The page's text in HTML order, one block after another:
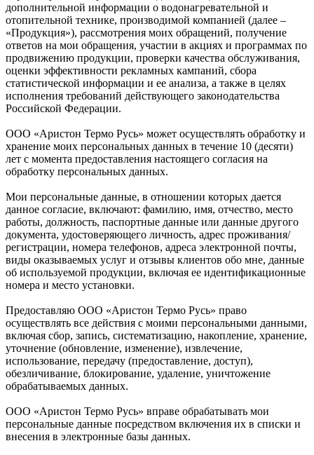
дополнительной информации о водонагревательной и
отопительной технике, производимой компанией (далее –
«Продукция»), рассмотрения моих обращений, получение
ответов на мои обращения, участии в акциях и программах по
продвижению продукции, проверки качества обслуживания,
оценки эффективности рекламных кампаний, сбора
статистической информации и ее анализа, а также в целях
исполнения требований действующего законодательства
Российской Федерации.
ООО «Аристон Термо Русь» может осуществлять обработку и
хранение моих персональных данных в течение 10 (десяти)
лет с момента предоставления настоящего согласия на
обработку персональных данных.
Мои персональные данные, в отношении которых дается
данное согласие, включают: фамилию, имя, отчество, место
работы, должность, паспортные данные или данные другого
документа, удостоверяющего личность, адрес проживания/
регистрации, номера телефонов, адреса электронной почты,
виды оказываемых услуг и отзывы клиентов обо мне, данные
об используемой продукции, включая ее идентификационные
номера и место установки.
Предоставляю ООО «Аристон Термо Русь» право
осуществлять все действия с моими персональными данными,
включая сбор, запись, систематизацию, накопление, хранение,
уточнение (обновление, изменение), извлечение,
использование, передачу (предоставление, доступ),
обезличивание, блокирование, удаление, уничтожение
обрабатываемых данных.
ООО «Аристон Термо Русь» вправе обрабатывать мои
персональные данные посредством включения их в списки и
внесения в электронные базы данных.